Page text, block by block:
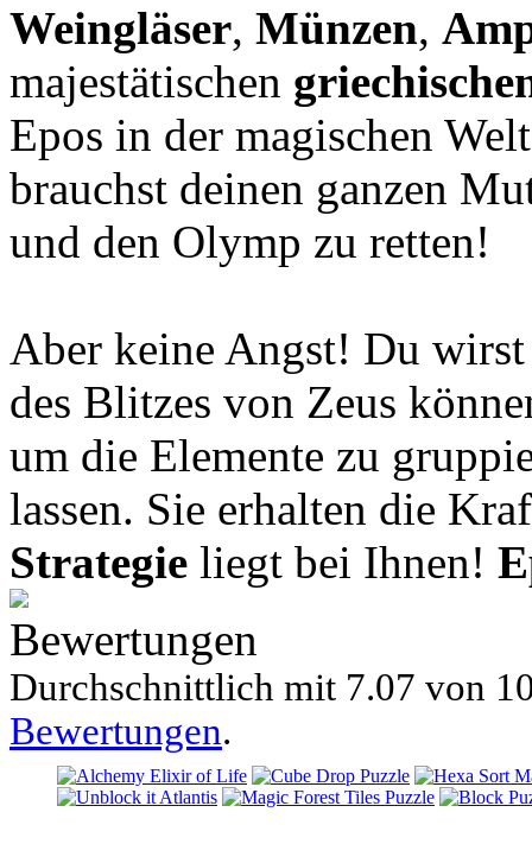
Weingläser, Münzen,
majestätischen
Epos in der magischen
brauchst deinen ganzen
und den Olymp zu retten!
Aber keine Angst! Du
des Blitzes von Zeus
um die Elemente zu
lassen. Sie erhalten die
Strategie liegt bei Ihnen!
Bewertungen
Durchschnittlich mit 7.07 von
Bewertungen.